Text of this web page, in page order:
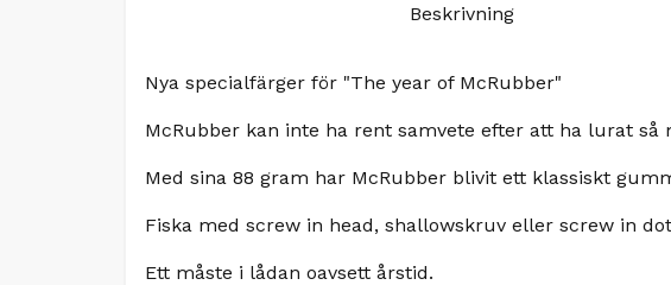
Beskrivning
Nya specialfärger för "The year of McRubber"
McRubber kan inte ha rent samvete efter att ha lurat så
Med sina 88 gram har McRubber blivit ett klassiskt
Fiska med screw in head, shallowskruv eller screw in
Ett måste i lådan oavsett årstid.